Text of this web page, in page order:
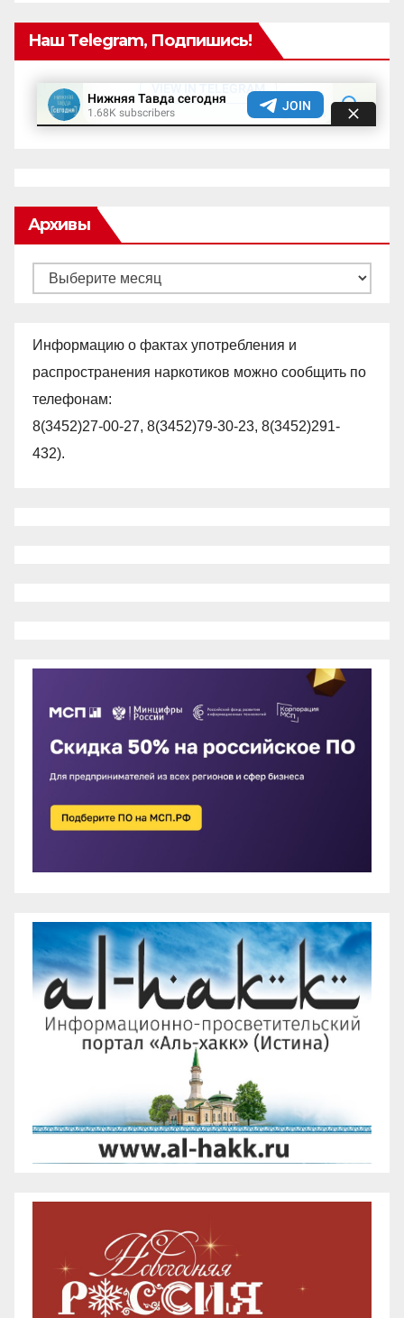
Наш Telegram, Подпишись!
Архивы
Архивы
Информацию о фактах употребления и
распространения наркотиков можно сообщить по
телефонам:
8(3452)27-00-27, 8(3452)79-30-23, 8(3452)291-
432).